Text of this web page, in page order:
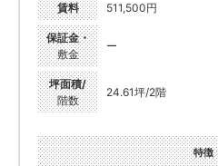
賃料 511,500円
保証金・
敷金
ー
坪面積/
階数
24.61坪/2階
特徴